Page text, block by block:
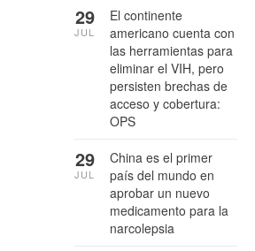
El continente
americano cuenta con
las herramientas para
eliminar el VIH, pero
persisten brechas de
acceso y cobertura:
OPS
29
JUL
China es el primer
país del mundo en
aprobar un nuevo
medicamento para la
narcolepsia
29
JUL